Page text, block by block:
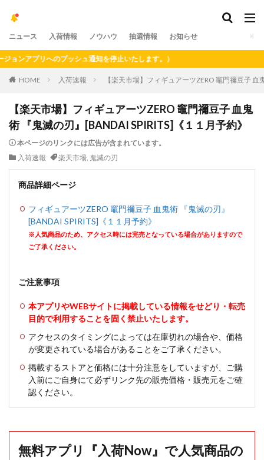
ニュース 入荷情報 ノウハウ 抽選情報 お知らせ
プリへのプッシュ通知を停止いたします。）
HOME 入荷速報 【楽天市場】フィギュアーツZERO 竈門禰豆子
【楽天市場】フィギュアーツZERO 竈門禰豆子 血鬼
術 『鬼滅の刃』[BANDAI SPIRITS]《１１月予約》
本ページのリンクには広告が含まれています。
入荷速報
楽天市場, 鬼滅の刃
商品詳細ページ
フィギュアーツZERO 竈門禰豆子 血鬼術 『鬼滅の刃』
[BANDAI SPIRITS]《１１月予約》
※人気商品のため、アクセス時には完売となっている場合がありますので
ご了承ください。
ご注意事項
本アプリやWEBサイトに掲載している情報をせどり・転売
目的で利用することを固く禁止いたします。
アクセスのタイミングによっては在庫切れの場合や、価格
が変更されている場合があることをご了承ください。
掲載するストアと価格には十分注意をしていますが、ご購
入前にご自身にて必ずリンク先の販売価格・販売元をご確
認ください。
無料アプリ『入荷Now』で人気商品の